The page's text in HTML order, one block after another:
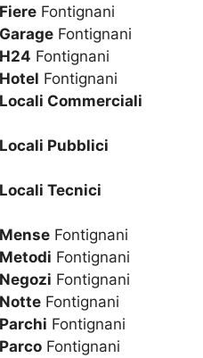
Fontignani
Fontignani
Fontignani
Fontignani
Commerciali
Pubblici
Tecnici
Fontignani
Fontignani
Fontignani
Fontignani
Fontignani
Fontignani